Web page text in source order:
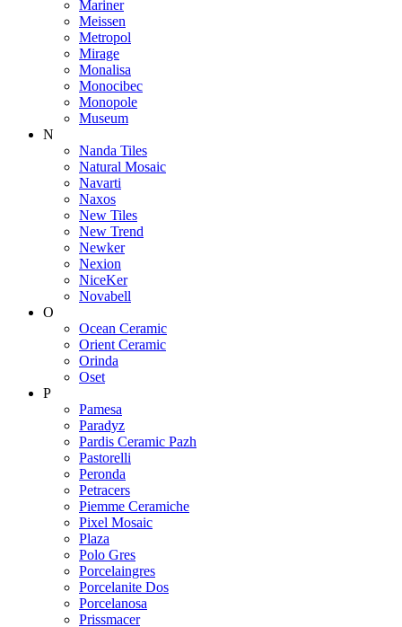
Mariner
Meissen
Metropol
Mirage
Monalisa
Monocibec
Monopole
Museum
N
Nanda Tiles
Natural Mosaic
Navarti
Naxos
New Tiles
New Trend
Newker
Nexion
NiceKer
Novabell
O
Ocean Ceramic
Orient Ceramic
Orinda
Oset
P
Pamesa
Paradyz
Pardis Ceramic Pazh
Pastorelli
Peronda
Petracers
Piemme Ceramiche
Pixel Mosaic
Plaza
Polo Gres
Porcelaingres
Porcelanite Dos
Porcelanosa
Prissmacer